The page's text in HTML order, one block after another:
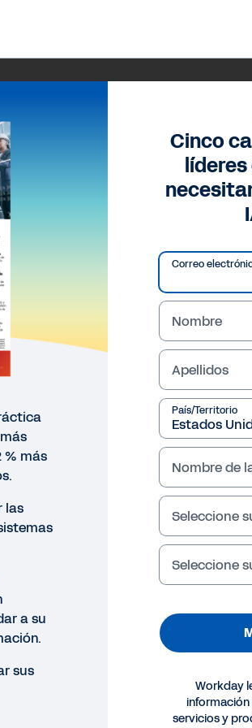
Cinco
Correo
Nombre
Apellidos
País/Territorio
Nombre de
Seleccione
Seleccione
Workday
servicios y
% más
las
a su
sus